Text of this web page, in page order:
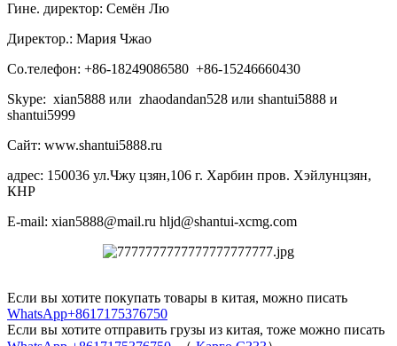
Гине. директор: Семён Лю
Директор.: Мария Чжао
Со.телефон: +86-18249086580 +86-15246660430
Skype: xian5888 или zhaodandan528 или shantui5888 и
shantui5999
Сайт: www.shantui5888.ru
адрес: 150036 ул.Чжу цзян,106 г. Харбин пров. Хэйлунцзян,
КНР
E-mail: xian5888@mail.ru hljd@shantui-xcmg.com
Если вы хотите покупать товары в китая, можно писать
WhatsApp+8617175376750
Если вы хотите отправить грузы из китая, тоже можно писать